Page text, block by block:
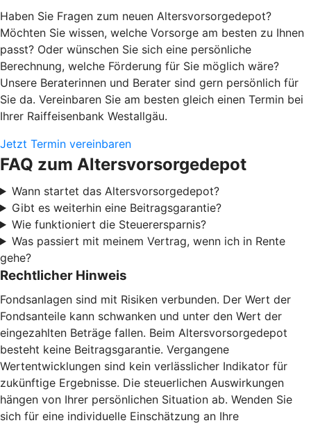
Haben Sie Fragen zum neuen Altersvorsorgedepot?
Möchten Sie wissen, welche Vorsorge am besten zu Ihnen
passt? Oder wünschen Sie sich eine persönliche
Berechnung, welche Förderung für Sie möglich wäre?
Unsere Beraterinnen und Berater sind gern persönlich für
Sie da. Vereinbaren Sie am besten gleich einen Termin bei
Ihrer Raiffeisenbank Westallgäu.
Jetzt Termin vereinbaren
FAQ zum Altersvorsorgedepot
Wann startet das Altersvorsorgedepot?
Gibt es weiterhin eine Beitragsgarantie?
Wie funktioniert die Steuerersparnis?
Was passiert mit meinem Vertrag, wenn ich in Rente
gehe?
Rechtlicher Hinweis
Fondsanlagen sind mit Risiken verbunden. Der Wert der
Fondsanteile kann schwanken und unter den Wert der
eingezahlten Beträge fallen. Beim Altersvorsorgedepot
besteht keine Beitragsgarantie. Vergangene
Wertentwicklungen sind kein verlässlicher Indikator für
zukünftige Ergebnisse. Die steuerlichen Auswirkungen
hängen von Ihrer persönlichen Situation ab. Wenden Sie
sich für eine individuelle Einschätzung an Ihre